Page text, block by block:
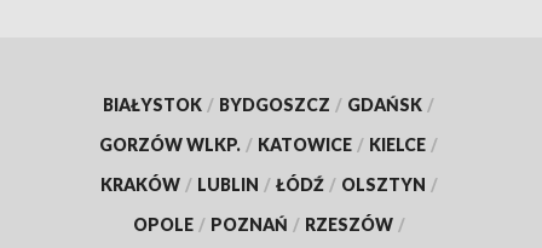
BIAŁYSTOK / BYDGOSZCZ / GDAŃSK /
GORZÓW WLKP. / KATOWICE / KIELCE /
KRAKÓW / LUBLIN / ŁÓDŹ / OLSZTYN /
OPOLE / POZNAŃ / RZESZÓW /